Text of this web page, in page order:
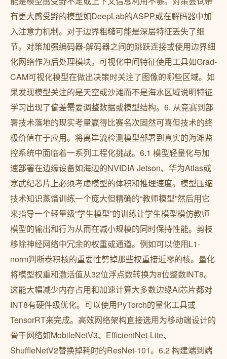
有更大感受野的模型如DeepLab的ASPP或在解码器中加
入注意力机制。对于边界粗糙可能是深层特征丢失了细
节。对策加强编码器-解码器之间的跳跃连接或使用边界细
化网络作为后处理模块。可视化中间特征使用工具如Grad-
CAM可视化模型在做出决策时关注了图像的哪些区域。如
果发现模型关注的是天空或沙滩而不是海水区域说明特征
学习出现了偏差需要调整数据或模型结构。6. 从竞赛到部
署技术落地的现实考量赢得比赛名次固然可喜但技术的终
极价值在于应用。将离岸流检测模型部署到真实的海滩监
控系统中面临着一系列工程化挑战。6.1 模型轻量化与加
速部署在边缘设备如海边的NVIDIA Jetson、华为Atlas或
寒武纪芯片上必须考虑模型的体积和推理速度。模型压缩
技术知识蒸馏训练一个庞大但精确的“教师模型”然后用它
来指导一个轻量级“学生模型”的训练让学生模型模仿教师
模型的输出和行为从而在减小规模的同时保持性能。剪枝
移除神经网络中冗余的权重或通道。例如可以使用L1-
norm判断卷积核的重要性剪掉那些权重接近零的核。量化
将模型权重和激活值从32位浮点数转换为8位整数INT8。
这能大幅减少内存占用和加速计算大多数边缘AI芯片都对
INT8有硬件级优化。可以使用PyTorch的量化工具或
TensorRT来完成。高效网络架构直接选用为移动端设计的
骨干网络如MobileNetV3、EfficientNet-Lite、
ShuffleNetV2替换掉耗时的ResNet-101。6.2 构建端到端